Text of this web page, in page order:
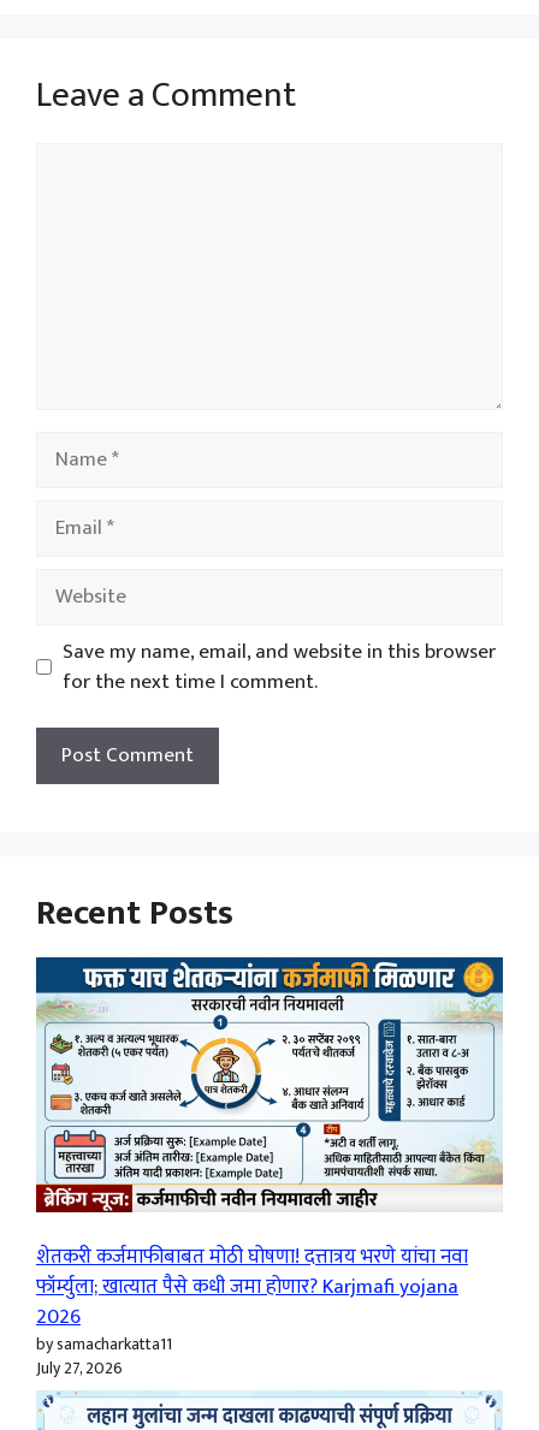
Leave a Comment
Name
Email
Website
Save my name, email, and website in this browser
for the next time I comment.
Recent Posts
शेतकरी कर्जमाफीबाबत मोठी घोषणा! दत्तात्रय भरणे यांचा नवा
फॉर्म्युला; खात्यात पैसे कधी जमा होणार? Karjmafi yojana
2026
by samacharkatta11
July 27, 2026